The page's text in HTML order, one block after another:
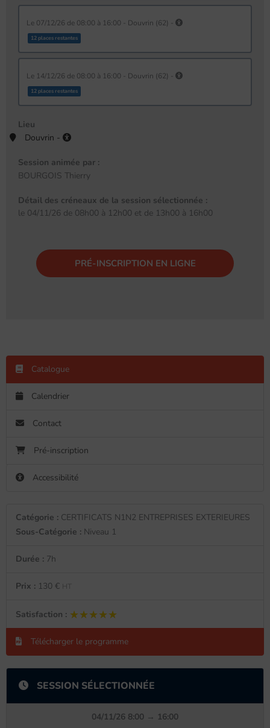
le 07/12/26 de 08:00 à 16:00 - Douvrin (62) -
12 places restantes
le 14/12/26 de 08:00 à 16:00 - Douvrin (62) -
12 places restantes
Lieu
Douvrin -
Session animée par :
BOURGOIS Thierry
Détail des créneaux de la session sélectionnée :
le 04/11/26 de 08h00 à 12h00 et de 13h00 à 16h00
PRÉ-INSCRIPTION EN LIGNE
Catalogue
Calendrier
Contact
Pré-inscription
Accessibilité
Catégorie : CERTIFICATS N1N2 ENTREPRISES EXTERIEURES
Sous-Catégorie : Niveau 1
Durée : 7h
Prix : 130 € HT
Satisfaction : ★★★★★
★★★★★
Télécharger le programme
SESSION SÉLECTIONNÉE
04/11/26 8:00 → 16:00